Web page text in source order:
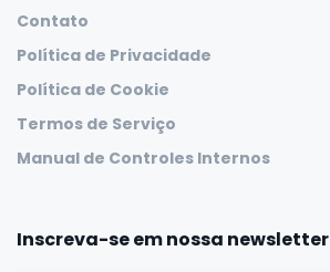
Contato
Política de Privacidade
Política de Cookie
Termos de Serviço
Manual de Controles Internos
Inscreva-se em nossa newsletter